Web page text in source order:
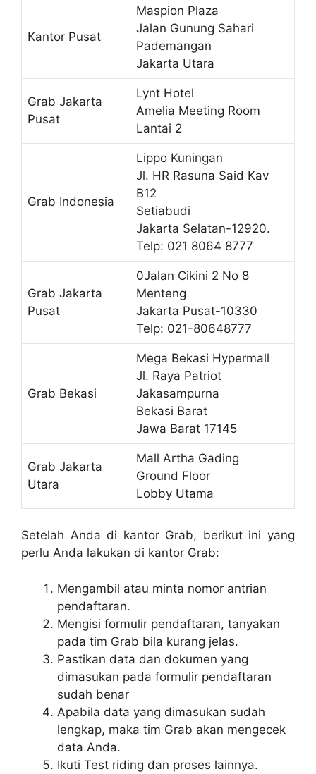
Kantor Pusat
Maspion Plaza
Jalan Gunung Sahari
Pademangan
Jakarta Utara
Grab Jakarta
Pusat
Lynt Hotel
Amelia Meeting Room
Lantai 2
Grab Indonesia
Lippo Kuningan
Jl. HR Rasuna Said Kav
B12
Setiabudi
Jakarta Selatan-12920.
Telp: 021 8064 8777
Grab Jakarta
Pusat
0Jalan Cikini 2 No 8
Menteng
Jakarta Pusat-10330
Telp: 021-80648777
Grab Bekasi
Mega Bekasi Hypermall
Jl. Raya Patriot
Jakasampurna
Bekasi Barat
Jawa Barat 17145
Grab Jakarta
Utara
Mall Artha Gading
Ground Floor
Lobby Utama
Setelah Anda di kantor Grab, berikut ini yang
perlu Anda lakukan di kantor Grab:
Mengambil atau minta nomor antrian
pendaftaran.
Mengisi formulir pendaftaran, tanyakan
pada tim Grab bila kurang jelas.
Pastikan data dan dokumen yang
dimasukan pada formulir pendaftaran
sudah benar
Apabila data yang dimasukan sudah
lengkap, maka tim Grab akan mengecek
data Anda.
Ikuti Test riding dan proses lainnya.